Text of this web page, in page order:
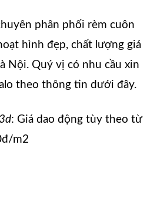
phân phối rèm cuôn
hình đẹp, chất lượng giá
Nội. Quý vị có nhu cầu xin
theo thông tin dưới đây.
: Giá dao động tùy theo từ
m2